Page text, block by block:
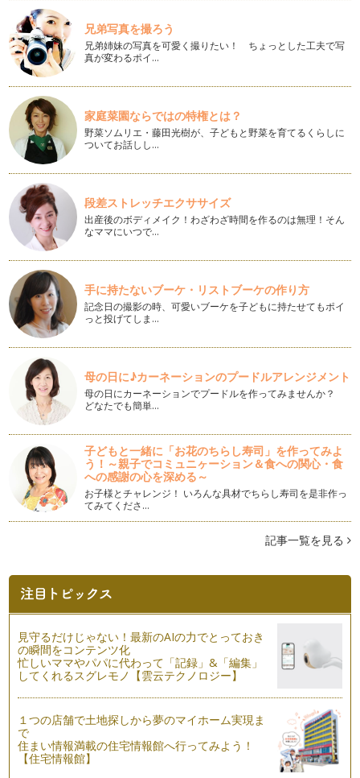
お正月の遊びが算数のお勉強につながってるって本当？ -後
半-
スゴロク遊びでかかせないのが、サイコロですね。 買ったサ
イコロもいいですが、…
お正月の遊びが算数のお勉強につながるって本当？ -前半-
お正月遊びと聞いて何を思い出しますか。 外遊びでは羽根つ
き、…
幼児にもできる！色画用紙でつくるクリスマスツリー
色画用紙やいろ…
おはじきあそびで数の概念を育てよう
入学前、できれば簡単なさんすうができているとうれしいもの
です。 …
ママの手作り！キラキラおはじき
ガラスで出来たきれいなおはじき。 …
入学準備にピッタリ！すうかあどでかずに強くなろう（続々）
１００までの数が数えられるようになったら、 次は、数の…
入学準備にピッタリ！すうかあどでかずに強くなろう（続）
１から１０までの数と個数や量感が一致してきたなと感じた
ら、数字の繰り上りを体感してみましょ…
入学準備にぴったり！すうかあどでかずに強くなろう
今回から数回にわたり、すうかあどを使ったかずのお勉強法
についてお話し…
数え棒をつかってみよう②
数え棒をつかって最レベさんすうの問題に挑戦してみましょ
う。 最レベさんすうとは、中…
かたちづくり②
折り紙パズルで自由に遊んだあとは、1年生算数、かたちづく
りに挑戦してみましょう。 …
かたちづくり①
１年生算数のかたちづくり。 図形学習の基礎になります。 …
２年生にはいると「１２時４７分」といった、分単位の時計の
読み方をお勉強します。 &…
兄弟写真を撮ろう
兄弟姉妹の写真を可愛く撮りたい！ ちょっとした工夫で写
真が変わるポイ…
家庭菜園ならではの特権とは？
野菜ソムリエ・藤田光樹が、子どもと野菜を育てるくらしに
ついてお話しし…
段差ストレッチエクササイズ
出産後のボディメイク！わざわざ時間を作るのは無理！そん
なママにいつで…
手に持たないブーケ・リストブーケの作り方
記念日の撮影の時、可愛いブーケを子どもに持たせてもポイ
っと投げてしま…
母の日に♪カーネーションのプードルアレンジメント
母の日にカーネーションでプードルを作ってみませんか？
どなたでも簡単…
子どもと一緒に「お花のちらし寿司」を作ってみよ
う！～親子でコミュニヶーション＆食への関心・食
への感謝の心を深める～
お子様とチャレンジ！ いろんな具材でちらし寿司を是非作っ
てみてくださ…
記事一覧を見る
見守るだけじゃない！最新のAIの力でとっておき
の瞬間をコンテンツ化
忙しいママやパパに代わって「記録」&「編集」
してくれるスグレモノ【雲云テクノロジー】
１つの店舗で土地探しから夢のマイホーム実現ま
で
住まい情報満載の住宅情報館へ行ってみよう！
【住宅情報館】